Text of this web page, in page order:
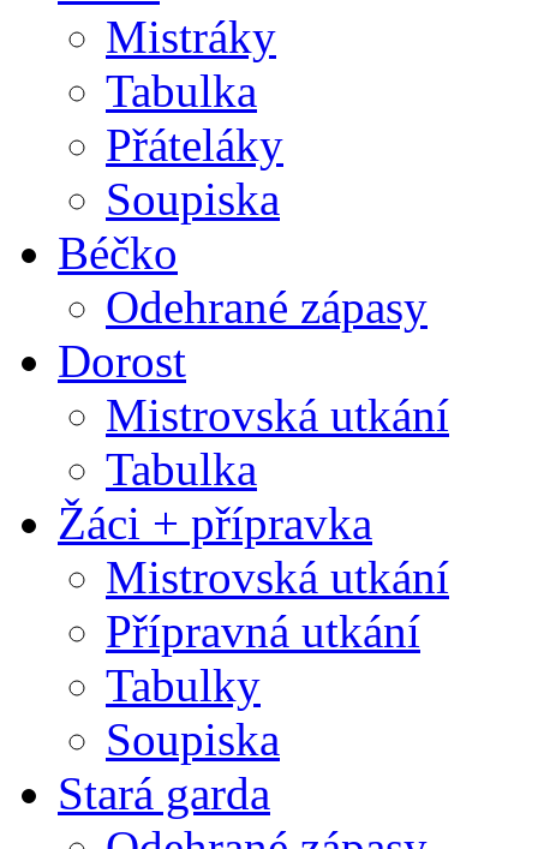
Mistráky
Tabulka
Přáteláky
Soupiska
Béčko
Odehrané zápasy
Dorost
Mistrovská utkání
Tabulka
Žáci + přípravka
Mistrovská utkání
Přípravná utkání
Tabulky
Soupiska
Stará garda